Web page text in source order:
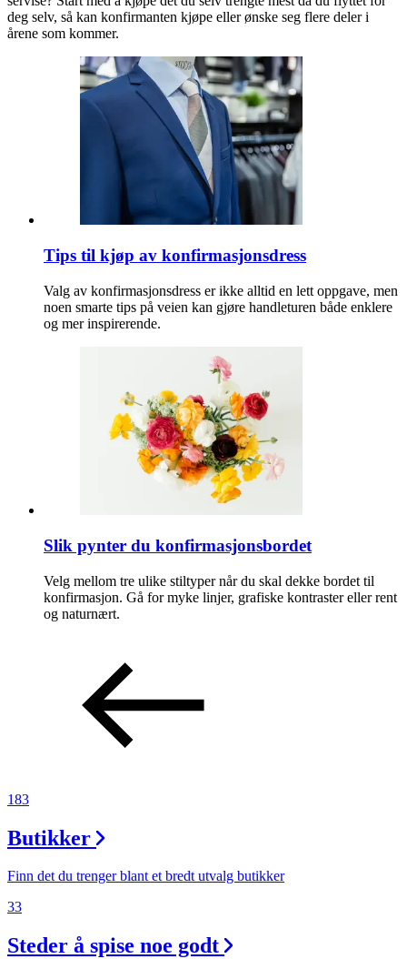
deg selv, så kan konfirmanten kjøpe eller ønske seg flere deler i
årene som kommer.
Tips til kjøp av konfirmasjonsdress
Valg av konfirmasjonsdress er ikke alltid en lett oppgave, men
noen smarte tips på veien kan gjøre handleturen både enklere
og mer inspirerende.
Slik pynter du konfirmasjonsbordet
Velg mellom tre ulike stiltyper når du skal dekke bordet til
konfirmasjon. Gå for myke linjer, grafiske kontraster eller rent
og naturnært.
183
Butikker
Finn det du trenger blant et bredt utvalg butikker
33
Steder å spise noe godt